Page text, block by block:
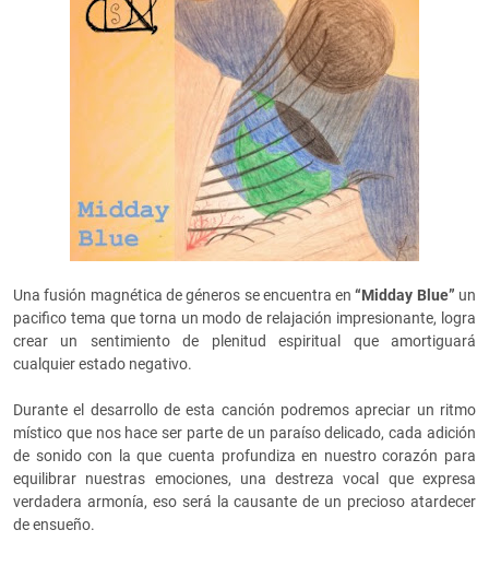
Una fusión magnética de géneros se encuentra en“Midday Blue” un
pacifico tema que torna un modo de relajación impresionante, logra
crear un sentimiento de plenitud espiritual que amortiguará
cualquier estado negativo.
Durante el desarrollo de esta canción podremos apreciar un ritmo
místico que nos hace ser parte de un paraíso delicado, cada adición
de sonido con la que cuenta profundiza en nuestro corazón para
equilibrar nuestras emociones, una destreza vocal que expresa
verdadera armonía, eso será la causante de un precioso atardecer
de ensueño.